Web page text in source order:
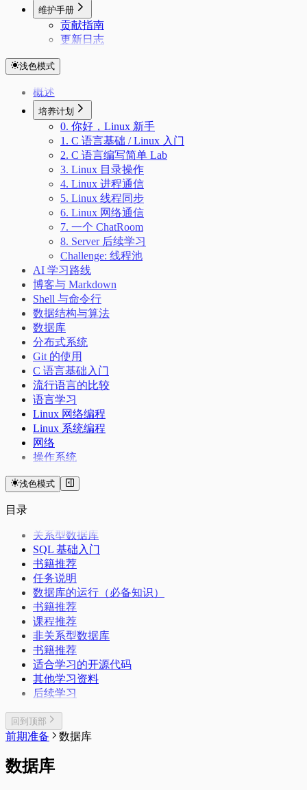
维护手册
贡献指南
更新日志
浅色模式
概述
培养计划
0. 你好，Linux 新手
1. C 语言基础 / Linux 入门
2. C 语言编写简单 Lab
3. Linux 目录操作
4. Linux 进程通信
5. Linux 线程同步
6. Linux 网络通信
7. 一个 ChatRoom
8. Server 后续学习
Challenge: 线程池
AI 学习路线
博客与 Markdown
Shell 与命令行
数据结构与算法
数据库
分布式系统
Git 的使用
C 语言基础入门
流行语言的比较
语言学习
Linux 网络编程
Linux 系统编程
网络
操作系统
浅色模式
目录
关系型数据库
SQL 基础入门
书籍推荐
任务说明
数据库的运行（必备知识）
书籍推荐
课程推荐
非关系型数据库
书籍推荐
适合学习的开源代码
其他学习资料
后续学习
回到顶部
前期准备 数据库
数据库